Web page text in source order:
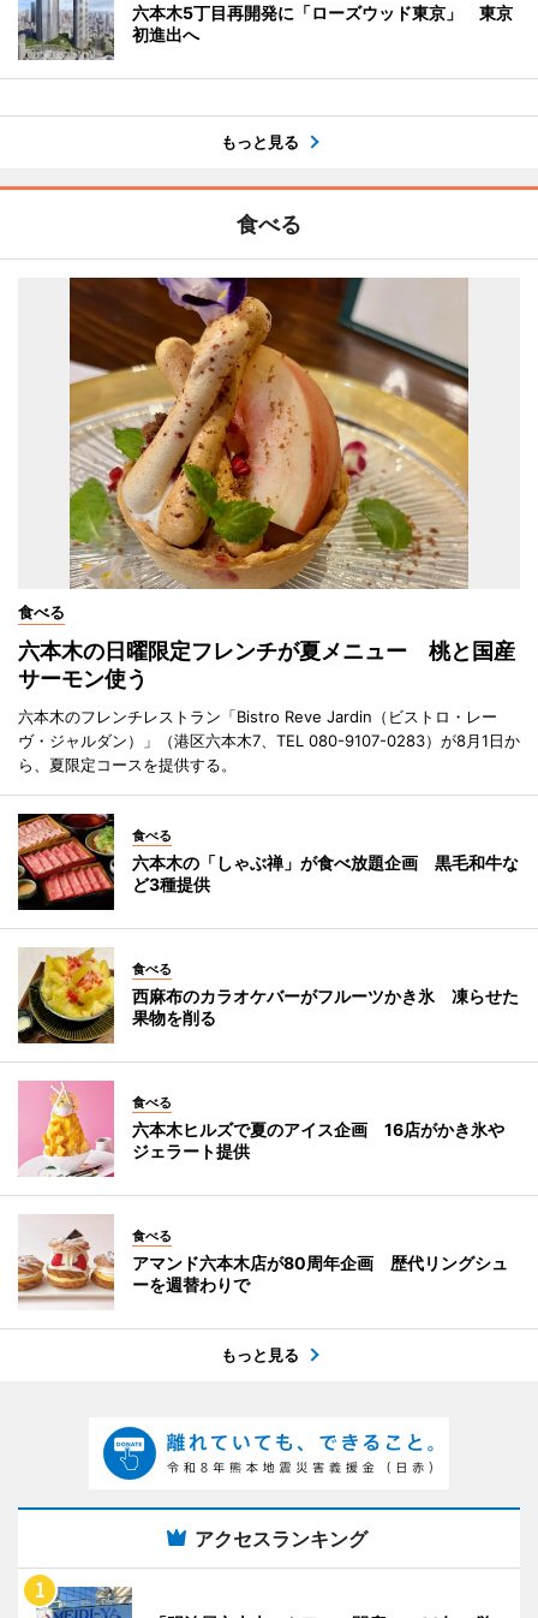
六本木5丁目再開発に「ローズウッド東京」 東京
初進出へ
もっと見る
食べる
食べる
六本木の日曜限定フレンチが夏メニュー 桃と国産
サーモン使う
六本木のフレンチレストラン「Bistro Reve Jardin（ビストロ・レー
ヴ・ジャルダン）」（港区六本木7、TEL 080-9107-0283）が8月1日か
ら、夏限定コースを提供する。
食べる
六本木の「しゃぶ禅」が食べ放題企画 黒毛和牛な
ど3種提供
食べる
西麻布のカラオケバーがフルーツかき氷 凍らせた
果物を削る
食べる
六本木ヒルズで夏のアイス企画 16店がかき氷や
ジェラート提供
食べる
アマンド六本木店が80周年企画 歴代リングシュ
ーを週替わりで
もっと見る
アクセスランキング